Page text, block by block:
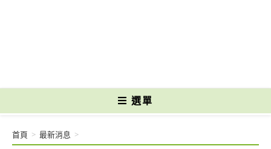
選單
首頁 > 最新消息 >